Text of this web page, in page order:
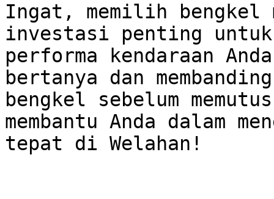
Ingat, memilih bengkel
investasi penting untuk
performa kendaraan
bertanya dan
bengkel sebelum
membantu Anda dalam
tepat di Welahan!